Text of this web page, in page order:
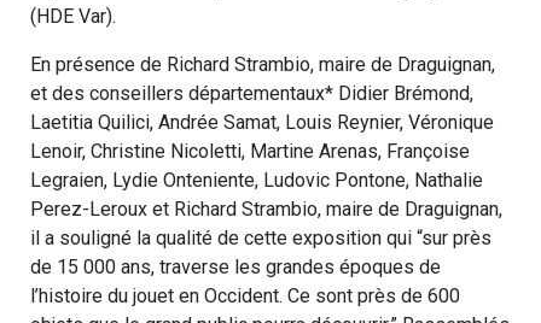
(HDE Var).
En présence de Richard Strambio, maire de Draguignan,
et des conseillers départementaux* Didier Brémond,
Laetitia Quilici, Andrée Samat, Louis Reynier, Véronique
Lenoir, Christine Nicoletti, Martine Arenas, Françoise
Legraien, Lydie Onteniente, Ludovic Pontone, Nathalie
Perez-Leroux et Richard Strambio, maire de Draguignan,
il a souligné la qualité de cette exposition qui “sur près
de 15 000 ans, traverse les grandes époques de
l’histoire du jouet en Occident. Ce sont près de 600